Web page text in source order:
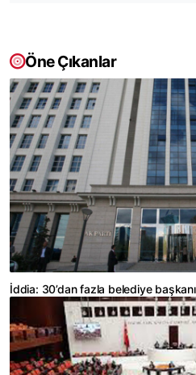
Öne Çıkanlar
İddia: 30’dan fazla belediye